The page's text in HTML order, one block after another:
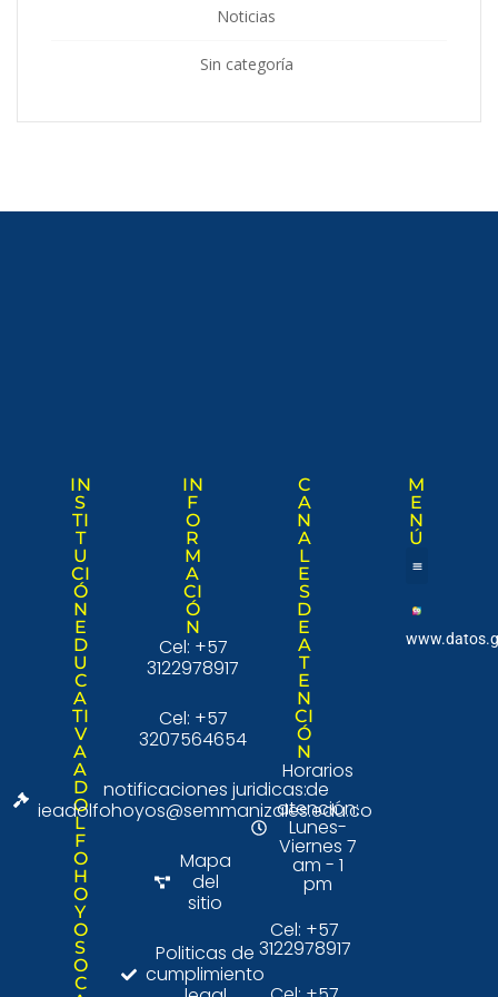
Noticias
Sin categoría
IN
S
TI
T
U
CI
Ó
N
E
D
U
C
A
TI
V
A
A
D
O
L
F
O
H
O
Y
O
S
O
C
IN
F
O
R
M
A
CI
Ó
N
Cel: +57
3122978917
Cel: +57
3207564654
notificaciones juridicas:
ieadolfohoyos@semmanizales.edu.co
Mapa
del
sitio
Politicas de
cumplimiento
C
A
N
A
L
E
S
D
E
A
T
E
N
CI
Ó
N
Horarios
de
atención:
Lunes-
Viernes 7
am - 1
pm
Cel: +57
3122978917
M
E
N
Ú